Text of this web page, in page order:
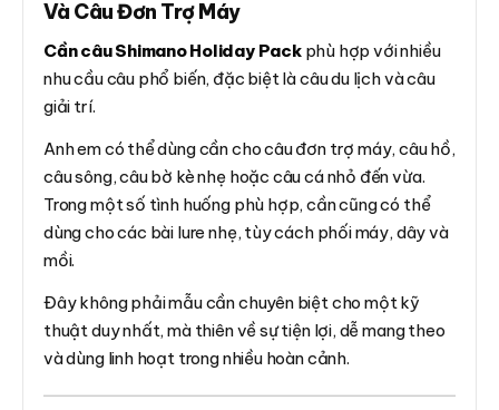
Và Câu Đơn Trợ Máy
Cần câu Shimano Holiday Packphù hợp với nhiều
nhu cầu câu phổ biến, đặc biệt là câu du lịch và câu
giải trí.
Anh em có thể dùng cần cho câu đơn trợ máy, câu hồ,
câu sông, câu bờ kè nhẹ hoặc câu cá nhỏ đến vừa.
Trong một số tình huống phù hợp, cần cũng có thể
dùng cho các bài lure nhẹ, tùy cách phối máy, dây và
mồi.
Đây không phải mẫu cần chuyên biệt cho một kỹ
thuật duy nhất, mà thiên về sự tiện lợi, dễ mang theo
và dùng linh hoạt trong nhiều hoàn cảnh.